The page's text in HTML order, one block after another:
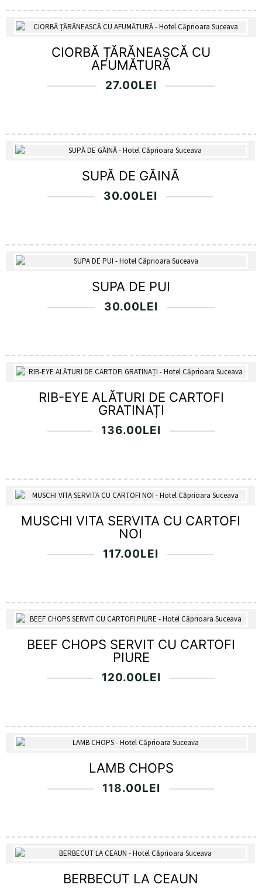
CIORBĂ ȚĂRĂNEASCĂ CU
AFUMĂTURĂ
27.00LEI
SUPĂ DE GĂINĂ
30.00LEI
SUPA DE PUI
30.00LEI
RIB-EYE ALĂTURI DE CARTOFI
GRATINAȚI
136.00LEI
MUSCHI VITA SERVITA CU CARTOFI
NOI
117.00LEI
BEEF CHOPS SERVIT CU CARTOFI
PIURE
120.00LEI
LAMB CHOPS
118.00LEI
BERBECUT LA CEAUN